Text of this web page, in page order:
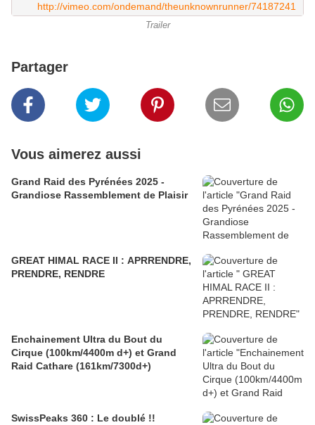
http://vimeo.com/ondemand/theunknownrunner/74187241
Trailer
Partager
Vous aimerez aussi
Grand Raid des Pyrénées 2025 -
Grandiose Rassemblement de Plaisir
GREAT HIMAL RACE II : APRRENDRE,
PRENDRE, RENDRE
Enchainement Ultra du Bout du
Cirque (100km/4400m d+) et Grand
Raid Cathare (161km/7300d+)
SwissPeaks 360 : Le doublé !!